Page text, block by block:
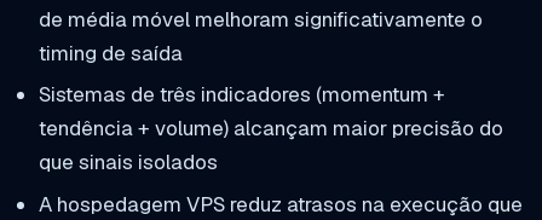
de média móvel melhoram significativamente o
timing de saída
Sistemas de três indicadores (momentum +
tendência + volume) alcançam maior precisão do
que sinais isolados
A hospedagem VPS reduz atrasos na execução que